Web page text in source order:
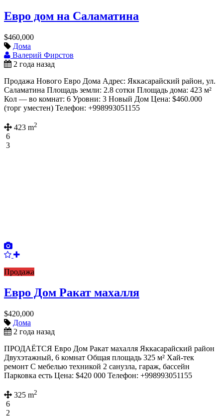
Евро дом на Саламатина
$460,000
Дома
Валерий Фирстов
2 года назад
Продажа Нового Евро Дома Адрес: Яккасарайский район, ул.
Саламатина Площадь земли: 2.8 сотки Площадь дома: 423 м²
Кол — во комнат: 6 Уровни: 3 Новый Дом Цена: $460.000
(торг уместен) Телефон: +998993051155
423 m2
6
3
Продажа
Евро Дом Ракат махалля
$420,000
Дома
2 года назад
ПРОДАЁТСЯ Евро Дом Ракат махалля Яккасарайский район
Двухэтажный, 6 комнат Общая площадь 325 м² Хай-тек
ремонт С мебелью техникой 2 санузла, гараж, бассейн
Парковка есть Цена: $420 000 Телефон: +998993051155
325 m2
6
2